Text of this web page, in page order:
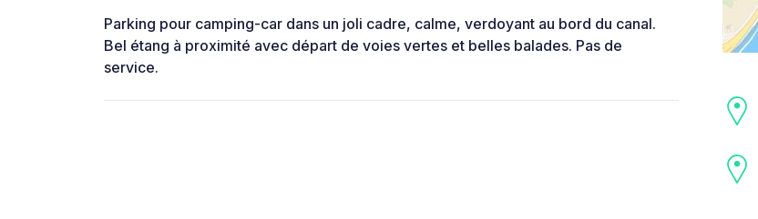
Parking pour camping-car dans un joli cadre, calme, verdoyant au bord du canal.
Bel étang à proximité avec départ de voies vertes et belles balades. Pas de
service.